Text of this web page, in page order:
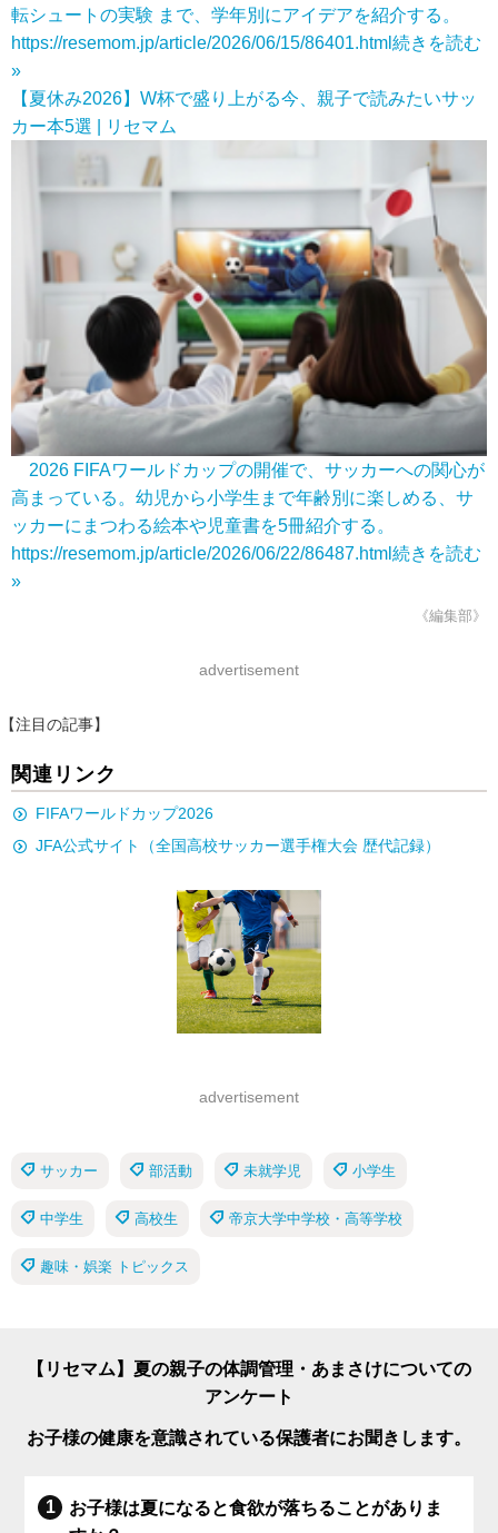
転シュートの実験 まで、学年別にアイデアを紹介する。
https://resemom.jp/article/2026/06/15/86401.html 続きを読む
»
【夏休み2026】W杯で盛り上がる今、親子で読みたいサッ
カー本5選 | リセマム
2026 FIFAワールドカップの開催で、サッカーへの関心が
高まっている。幼児から小学生まで年齢別に楽しめる、サ
ッカーにまつわる絵本や児童書を5冊紹介する。
https://resemom.jp/article/2026/06/22/86487.html 続きを読む
»
《編集部》
advertisement
【注目の記事】
関連リンク
FIFAワールドカップ2026
JFA公式サイト（全国高校サッカー選手権大会 歴代記録）
advertisement
サッカー 部活動 未就学児 小学生
中学生 高校生 帝京大学中学校・高等学校
趣味・娯楽 トピックス
【リセマム】夏の親子の体調管理・あまさけについての
アンケート
お子様の健康を意識されている保護者にお聞きします。
お子様は夏になると食欲が落ちることがありま